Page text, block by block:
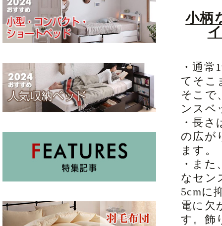
小柄
・通
てそこ
そこで
ンスベ
・長
の広が
ます。
・ま
なセン
5cmに
電に欠
す。飾